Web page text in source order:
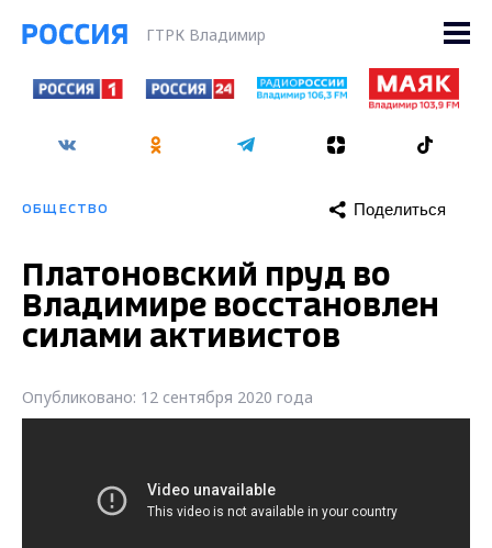
ГТРК Владимир
ОБЩЕСТВО Поделиться
Платоновский пруд во
Владимире восстановлен
силами активистов
Опубликовано: 12 сентября 2020 года